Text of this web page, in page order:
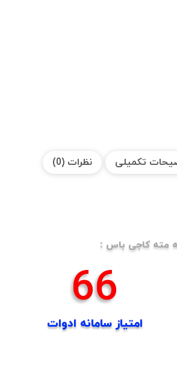
تکمیلی نظرات (0)
مته کاجی باس :
امتیاز سامانه ادوات
66